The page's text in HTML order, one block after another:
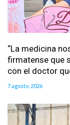
“La medicina
firmatense que
con el doctor
7 agosto, 2026